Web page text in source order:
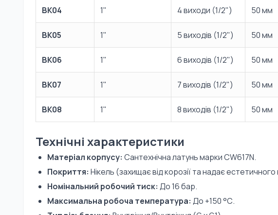
BK04 1" 4 виходи (1/2") 50 мм
BK05 1" 5 виходів (1/2") 50 мм
BK06 1" 6 виходів (1/2") 50 мм
BK07 1" 7 виходів (1/2") 50 мм
BK08 1" 8 виходів (1/2") 50 мм
Технічні характеристики
Матеріал корпусу: Сантехнічна латунь марки CW617N.
Покриття: Нікель (захищає від корозії та надає
Номінальний робочий тиск: До 16 бар.
Максимальна робоча температура: До +150 °С.